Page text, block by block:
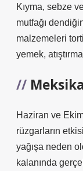
Kıyma, sebze
mutfağı
malzemeleri
yemek,
Haziran ve
rüzgarların
yağışa neden
kalanında